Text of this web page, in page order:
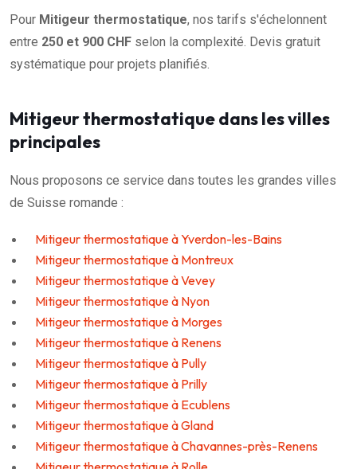
Pour Mitigeur thermostatique, nos tarifs s'échelonnent
entre 250 et 900 CHF selon la complexité. Devis gratuit
systématique pour projets planifiés.
Mitigeur thermostatique dans les villes
principales
Nous proposons ce service dans toutes les grandes villes
de Suisse romande :
Mitigeur thermostatique à Yverdon-les-Bains
Mitigeur thermostatique à Montreux
Mitigeur thermostatique à Vevey
Mitigeur thermostatique à Nyon
Mitigeur thermostatique à Morges
Mitigeur thermostatique à Renens
Mitigeur thermostatique à Pully
Mitigeur thermostatique à Prilly
Mitigeur thermostatique à Ecublens
Mitigeur thermostatique à Gland
Mitigeur thermostatique à Chavannes-près-Renens